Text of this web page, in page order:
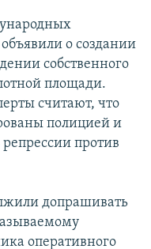
о создании
собственного
площади.
считают, что
полицией и
репрессии против
допрашивать
оперативного